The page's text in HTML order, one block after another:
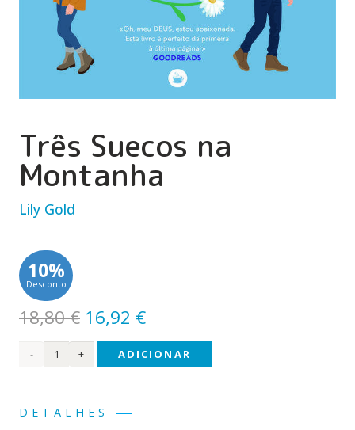
Três Suecos na
Montanha
Lily Gold
10%
Desconto
18,80€ O
preço
original
18,80 €.
16,92 €O
preço
atual
Quantidade
ADICIONAR
DETALHES